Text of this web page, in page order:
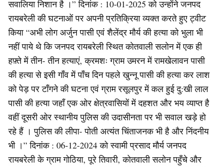
सवालिया निशान है ।” दिनांक : 10-01-2025 को उन्होंने जनपद
रायबरेली की घटनाओं पर अपनी प्रतिक्रिया व्यक्त करते हुए ट्वीट
किया “अभी लोग अर्जुन पासी एवं शैलेंद्र मौर्य की हत्या को भुला भी
नहीं पाये थे कि जनपद रायबरेली स्थित कोतवाली सलोन में एक ही
हफ़्ते में तीन- तीन हत्याएं, क्रमशः ग्राम उमरन में रामखेलावन पासी
की हत्या से इसी गाँव में पाँच दिन पहले खुन्नू पासी की हत्या कर लाश
को पेड़ पर टाँगने की घटना एवं ग्राम रसूलपुर में कल हुई दु:खी लाल
पासी की हत्या जहाँ एक ओर क्षेत्रवासियों में दहशत और भय व्याप्त है
वहीं दूसरी ओर स्थानीय पुलिस की उदासीनता पर भी सवाल खड़े हो
रहे हैं । पुलिस की लीपा- पोती अत्यंत चिंताजनक भी है और निंदनीय
भी ।” दिनांक : 06-12-2024 को स्वामी प्रसाद मौर्य जनपद
रायबरेली के ग्राम गोठिया, पूरे तिवारी, कोतवाली सलोन पहुँचे और